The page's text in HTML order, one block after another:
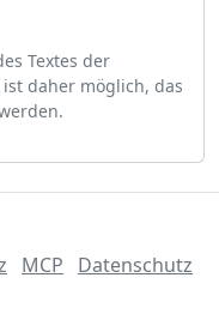
Textes der
daher möglich, das
MCP
Datenschutz